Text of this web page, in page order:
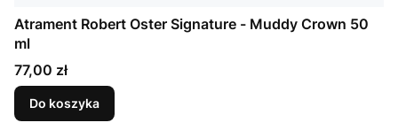
Atrament Robert Oster Signature - Muddy Crown 50
ml
Cena
77,00 zł
Do koszyka